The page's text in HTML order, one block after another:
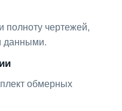
полноту чертежей,
данными.
обмерных